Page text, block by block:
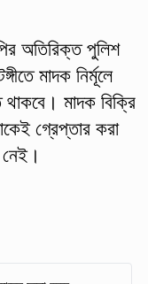
অতিরিক্ত পুলিশ
মাদক নির্মূলে
মাদক বিক্রি
গ্রেপ্তার করা